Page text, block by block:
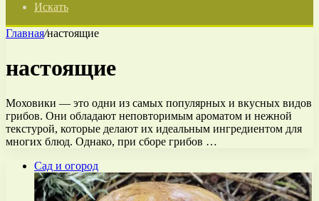
Искать
Главная/настоящие
настоящие
Моховики — это одни из самых популярных и вкусных видов
грибов. Они обладают неповторимым ароматом и нежной
текстурой, которые делают их идеальным ингредиентом для
многих блюд. Однако, при сборе грибов …
Сад и огород